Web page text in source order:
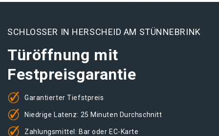
SCHLOSSER IN HERSCHEID AM STÜNNEBRINK
Türöffnung mit
Festpreisgarantie
Garantierter Tiefstpreis
Niedrige Latenz: 25 Minuten Durchschnitt
Zahlungsmittel: Bar oder EC-Karte